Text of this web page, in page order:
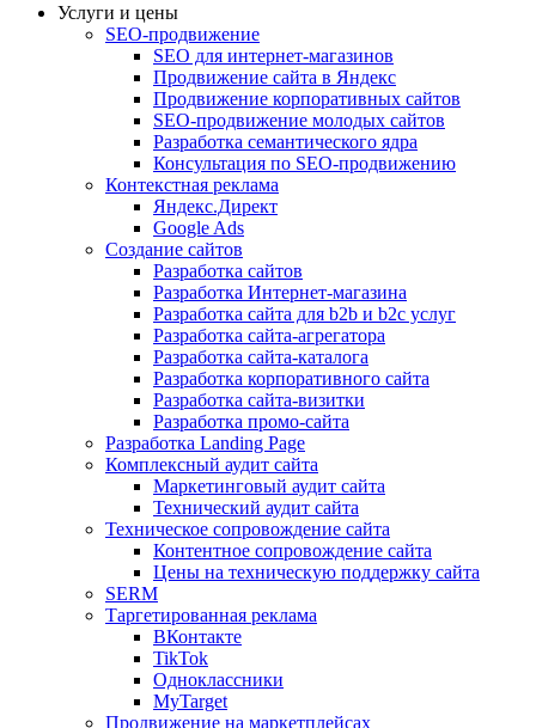
Услуги и цены
SEO-продвижение
SEO для интернет-магазинов
Продвижение сайта в Яндекс
Продвижение корпоративных сайтов
SEO-продвижение молодых сайтов
Разработка семантического ядра
Консультация по SEO-продвижению
Контекстная реклама
Яндекс.Директ
Google Ads
Создание сайтов
Разработка сайтов
Разработка Интернет-магазина
Разработка сайта для b2b и b2c услуг
Разработка сайта-агрегатора
Разработка сайта-каталога
Разработка корпоративного сайта
Разработка сайта-визитки
Разработка промо-сайта
Разработка Landing Page
Комплексный аудит сайта
Маркетинговый аудит сайта
Технический аудит сайта
Техническое сопровождение сайта
Контентное сопровождение сайта
Цены на техническую поддержку сайта
SERM
Таргетированная реклама
ВКонтакте
TikTok
Одноклассники
MyTarget
Продвижение на маркетплейсах